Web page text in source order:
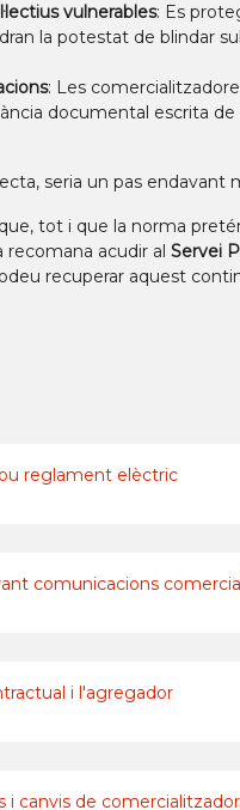
vulnerables: Es
la potestat de blindar
: Les
documental escrita
seria un pas endavant
tot i que la norma
recomana acudir al Servei
recuperar aquest
reglament elèctric
comunicacions
i l'agregador
i canvis de